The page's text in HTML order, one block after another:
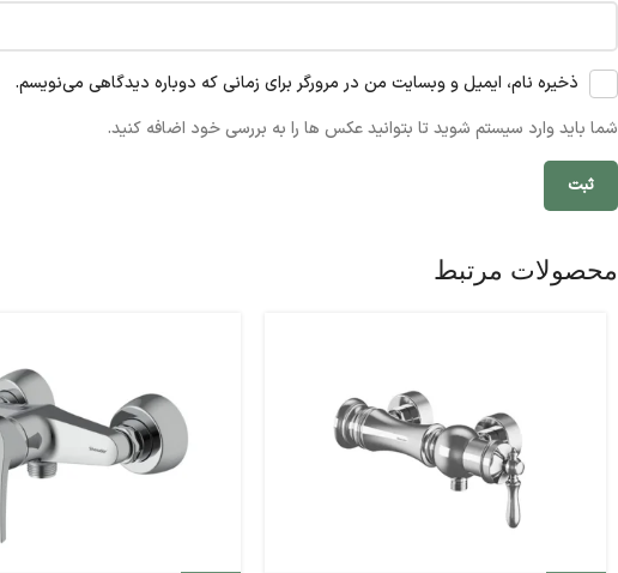
ذخیره نام، ایمیل و وبسایت من در مرورگر برای زمانی که دوباره دیدگاهی می‌نویسم.
شما باید وارد سیستم شوید تا بتوانید عکس ها را به بررسی خود اضافه کنید.
محصولات مرتبط